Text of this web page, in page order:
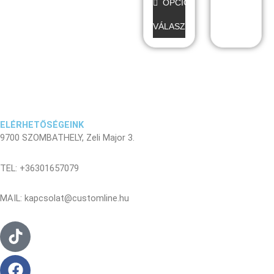
OPCIÓK
VÁLASZTÁSA
ELÉRHETŐSÉGEINK
9700 SZOMBATHELY, Zeli Major 3.
TEL: +36301657079
MAIL: kapcsolat@customline.hu
Tiktok
Facebook
Instagram
Youtube